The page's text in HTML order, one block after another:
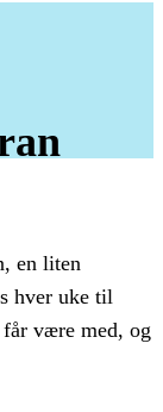
en liten
hver uke til
være med, og